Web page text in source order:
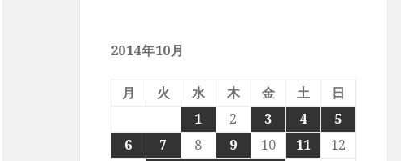
2014年10月
月 火 水 木 金 土 日
1 2 3 4
5
6
7 8 9 10 11
12